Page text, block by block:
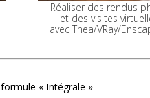
Réaliser des rendus
et des visites
avec Thea/VRay/
« Intégrale »